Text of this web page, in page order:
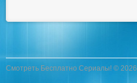
Смотреть Бесплатно Сериалы! © 2026